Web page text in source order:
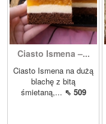
Ciasto Ismena –...
Ciasto Ismena na dużą
blachę z bitą
śmietaną,... ⇖ 509